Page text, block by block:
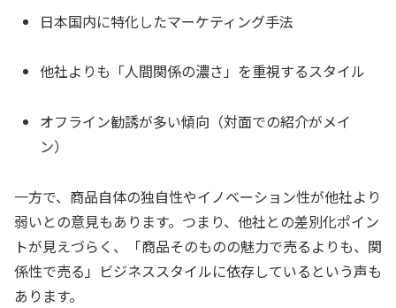
日本国内に特化したマーケティング手法
他社よりも「人間関係の濃さ」を重視するスタイル
オフライン勧誘が多い傾向（対面での紹介がメイ
ン）
一方で、商品自体の独自性やイノベーション性が他社より
弱いとの意見もあります。つまり、他社との差別化ポイン
トが見えづらく、「商品そのものの魅力で売るよりも、関
係性で売る」ビジネススタイルに依存しているという声も
あります。